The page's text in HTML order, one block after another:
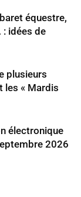
équestre,
idées de
plusieurs
les « Mardis
électronique
2026